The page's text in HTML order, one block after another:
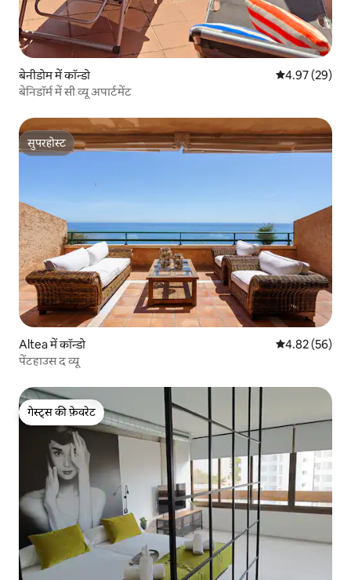
बेनीडोम में कॉन्डो औसत रेटिंग 5 में
4.97 (29)
बेनिडॉर्म में सी व्यू अपार्टमेंट
सुपरहोस्ट
सुपरहोस्ट
Altea में कॉन्डो औसत रेटिंग 5 में
4.82 (56)
पेंटहाउस द व्यू
गेस्ट्स की फ़ेवरेट
गेस्ट्स की फ़ेवरेट